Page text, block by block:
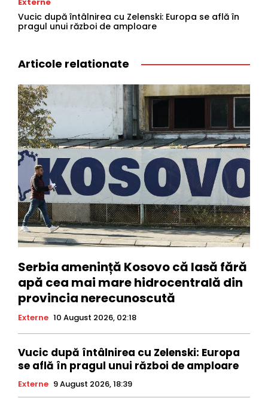
Vucic după întâlnirea cu Zelenski: Europa se află în
pragul unui război de amploare
Articole relationate
Serbia amenință Kosovo că lasă fără
apă cea mai mare hidrocentrală din
provincia nerecunoscută
Externe 10 August 2026, 02:18
Vucic după întâlnirea cu Zelenski: Europa
se află în pragul unui război de amploare
Externe 9 August 2026, 18:39